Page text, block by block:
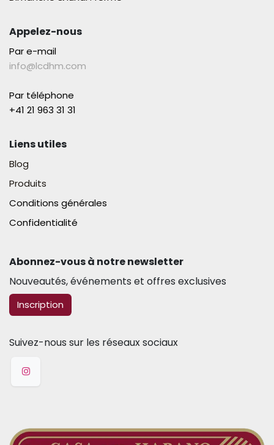
Appelez-nous
Par e-mail
info@lcdhm.com
Par téléphone
+41 21 963 31 31​
Liens utiles
Blog
Produits
Conditions générales
Confidentialité
Abonnez-vous à notre newsletter​
Nouveautés, événements et offres exclusives
​​​​Inscription
Suivez-nous sur les réseaux sociaux